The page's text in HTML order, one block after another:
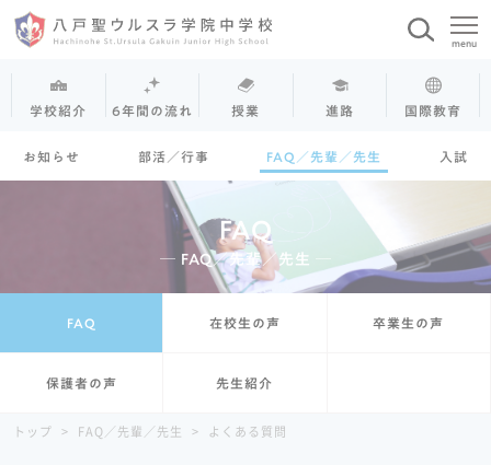
学校紹介 6年間の流れ 授業 進路 国際教育
お知らせ 部活／行事 FAQ／先輩／先生 入試
FAQ
─ FAQ／先輩／先生 ─
FAQ 在校生の声 卒業生の声
保護者の声 先生紹介
トップ > FAQ／先輩／先生 > よくある質問